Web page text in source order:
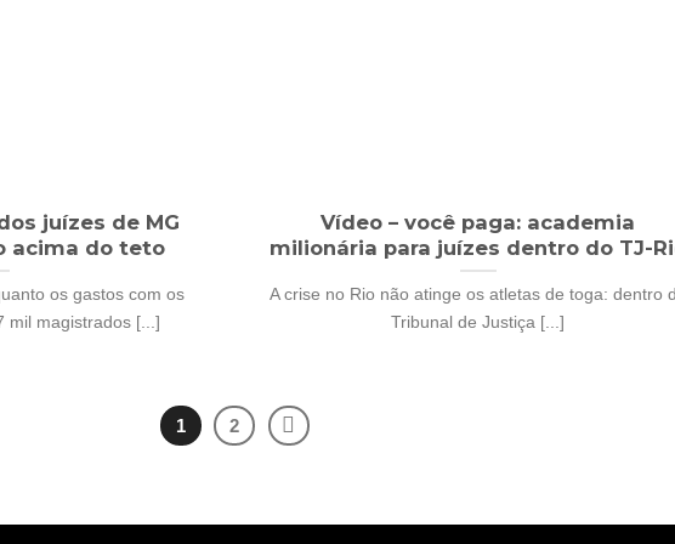
juízes de MG
acima do teto
os gastos com os
mil magistrados [...]
Vídeo – você paga: academia
milionária para juízes dentro do TJ-
A crise no Rio não atinge os atletas de toga: dentro
Tribunal de Justiça [...]
1 2